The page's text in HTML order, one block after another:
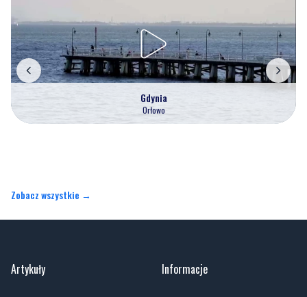
Gdynia
Orłowo
Zobacz wszystkie →
Artykuły Informacje